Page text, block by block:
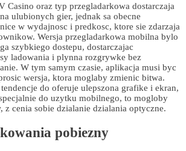
Casino oraz typ przegladarkowa dostarczaja
ulubionych gier, jednak sa obecne
w wydajnosc i predkosc, ktore sie zdarzaja
Wersja przegladarkowa mobilna bylo
szybkiego dostepu, dostarczajac
ladowania i plynna rozgrywke bez
W tym samym czasie, aplikacja musi byc
wersja, ktora moglaby zmienic bitwa.
do oferuje ulepszona grafike i ekran,
do uzytku mobilnego, to mogloby
cenia sobie dzialanie dzialania optyczne.
pobiezny